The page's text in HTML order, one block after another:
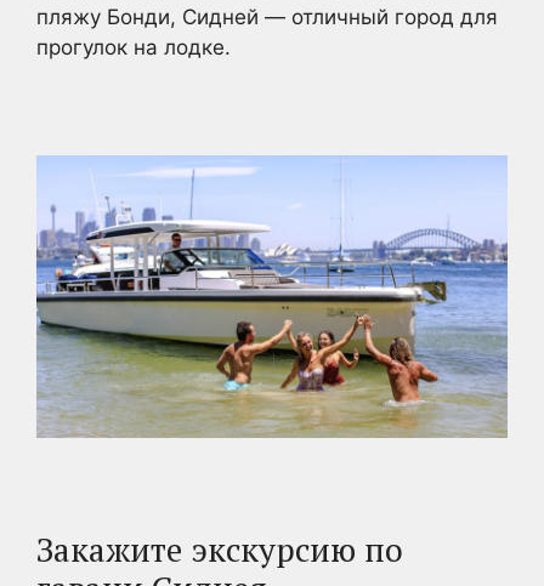
пляжу Бонди, Сидней — отличный город для
прогулок на лодке.
Закажите экскурсию по